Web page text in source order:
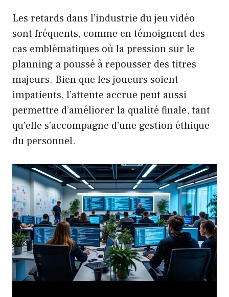
Les retards dans l’industrie du jeu vidéo
sont fréquents, comme en témoignent des
cas emblématiques où la pression sur le
planning a poussé à repousser des titres
majeurs. Bien que les joueurs soient
impatients, l’attente accrue peut aussi
permettre d’améliorer la qualité finale, tant
qu’elle s’accompagne d’une gestion éthique
du personnel.